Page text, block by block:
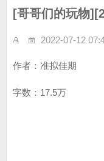
[哥哥们的玩物
2022-07-12
作者：准拟佳期
字数：17.5万